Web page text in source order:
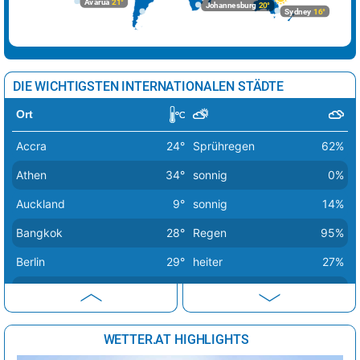
22° wolkig 37%
Lissabon 19%
Ljubljana 37° sonnig 9%
London 26° wolkig 47%
Luxemburg 26° sonnig 9%
Madrid 38° sonnig 1%
Minsk 29° sonnig 5%
Moskau 25° Sprühregen 29%
Nikosia 32° sonnig 4%
Oslo 19° Sprühregen 32%
37° sonnig
Sydney 16°
Avarua 21° Johannesburg20°
DIE WICHTIGSTEN INTERNATIONALEN STÄDTE
Ort
Accra 24° Sprühregen 62%
Athen 34° sonnig 0%
Auckland 9° sonnig 14%
Bangkok 28° Regen 95%
Berlin 29° heiter 27%
10° sonnig
WETTER.AT HIGHLIGHTS